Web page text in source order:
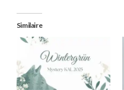
Similaire